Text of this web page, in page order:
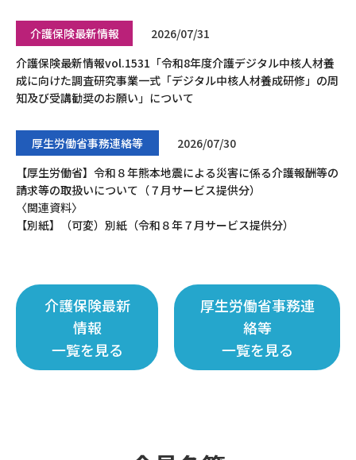
介護保険最新情報
2026/07/31
介護保険最新情報vol.1531「令和8年度介護デジタル中核人材養
成に向けた調査研究事業一式「デジタル中核人材養成研修」の周
知及び受講勧奨のお願い」について
厚生労働省事務連絡等
2026/07/30
【厚生労働省】令和８年熊本地震による災害に係る介護報酬等の
請求等の取扱いについて（７月サービス提供分）
〈関連資料〉
【別紙】（可変）別紙（令和８年７月サービス提供分）
介護保険最新
情報
一覧を見る
厚生労働省事務連
絡等
一覧を見る